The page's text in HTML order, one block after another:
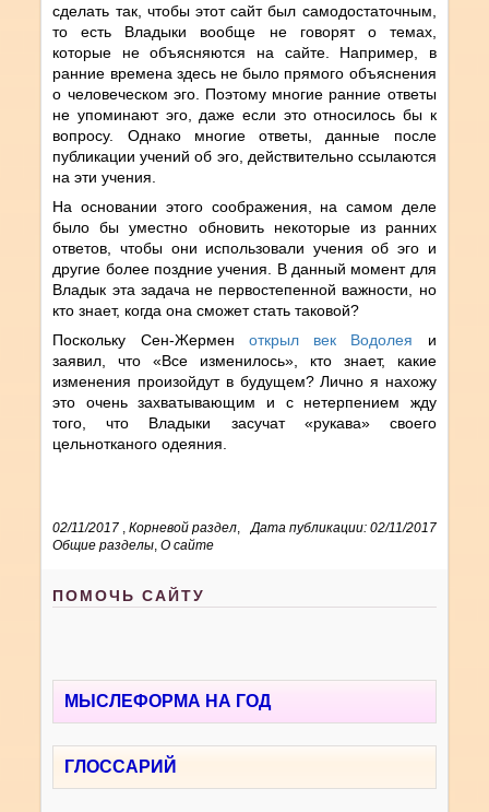
сделать так, чтобы этот сайт был самодостаточным,
то есть Владыки вообще не говорят о темах,
которые не объясняются на сайте. Например, в
ранние времена здесь не было прямого объяснения
о человеческом эго. Поэтому многие ранние ответы
не упоминают эго, даже если это относилось бы к
вопросу. Однако многие ответы, данные после
публикации учений об эго, действительно ссылаются
на эти учения.
На основании этого соображения, на самом деле
было бы уместно обновить некоторые из ранних
ответов, чтобы они использовали учения об эго и
другие более поздние учения. В данный момент для
Владык эта задача не первостепенной важности, но
кто знает, когда она сможет стать таковой?
Поскольку Сен-Жермен открыл век Водолея и
заявил, что «Все изменилось», кто знает, какие
изменения произойдут в будущем? Лично я нахожу
это очень захватывающим и с нетерпением жду
того, что Владыки засучат «рукава» своего
цельнотканого одеяния.
02/11/2017 Дата публикации: 02/11/2017
,Корневой раздел
Общие разделы ,О сайте
ПОМОЧЬ САЙТУ
МЫСЛЕФОРМА НА ГОД
ГЛОССАРИЙ